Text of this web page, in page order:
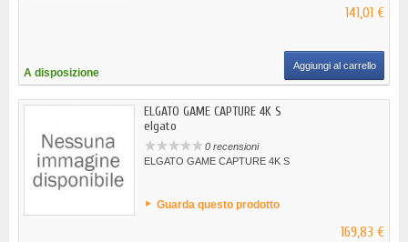
141,01 €
A disposizione
Aggiungi al carrello
ELGATO GAME CAPTURE 4K S
elgato
0 recensioni
ELGATO GAME CAPTURE 4K S
Guarda questo prodotto
169,83 €